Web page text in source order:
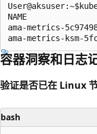
NAME
ama-metrics-
容器洞察和日志
验证是否已在 Linux
bash